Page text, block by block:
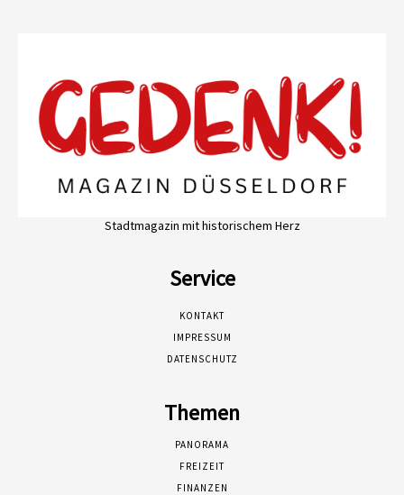
Stadtmagazin mit historischem Herz
Service
KONTAKT
IMPRESSUM
DATENSCHUTZ
Themen
PANORAMA
FREIZEIT
FINANZEN